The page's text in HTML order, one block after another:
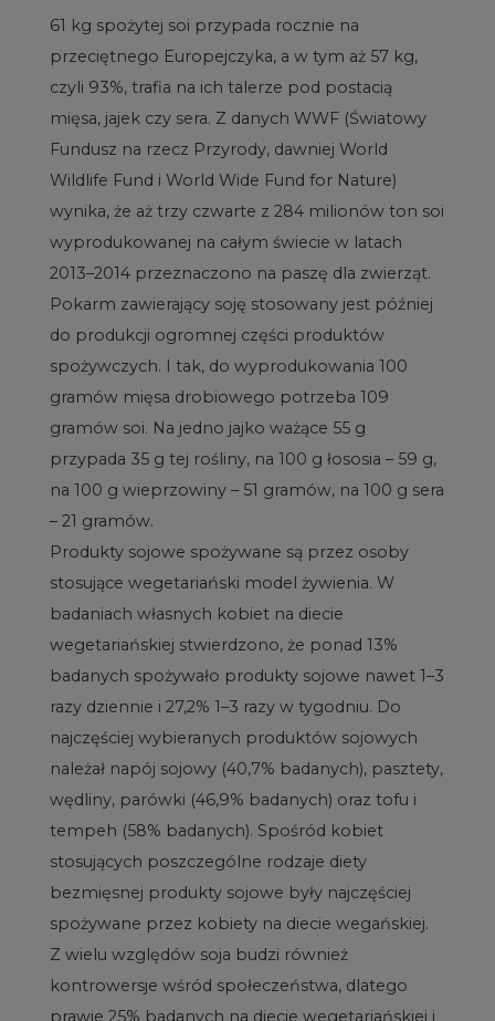
61 kg spożytej soi przypada rocznie na
przeciętnego Europejczyka, a w tym aż 57 kg,
czyli 93%, trafia na ich talerze pod postacią
mięsa, jajek czy sera. Z danych WWF (Światowy
Fundusz na rzecz Przyrody, dawniej World
Wildlife Fund i World Wide Fund for Nature)
wynika, że aż trzy czwarte z 284 milionów ton soi
wyprodukowanej na całym świecie w latach
2013–2014 przeznaczono na paszę dla zwierząt.
Pokarm zawierający soję stosowany jest później
do produkcji ogromnej części produktów
spożywczych. I tak, do wyprodukowania 100
gramów mięsa drobiowego potrzeba 109
gramów soi. Na jedno jajko ważące 55 g
przypada 35 g tej rośliny, na 100 g łososia – 59 g,
na 100 g wieprzowiny – 51 gramów, na 100 g sera
– 21 gramów.
Produkty sojowe spożywane są przez osoby
stosujące wegetariański model żywienia. W
badaniach własnych kobiet na diecie
wegetariańskiej stwierdzono, że ponad 13%
badanych spożywało produkty sojowe nawet 1–3
razy dziennie i 27,2% 1–3 razy w tygodniu. Do
najczęściej wybieranych produktów sojowych
należał napój sojowy (40,7% badanych), pasztety,
wędliny, parówki (46,9% badanych) oraz tofu i
tempeh (58% badanych). Spośród kobiet
stosujących poszczególne rodzaje diety
bezmięsnej produkty sojowe były najczęściej
spożywane przez kobiety na diecie wegańskiej.
Z wielu względów soja budzi również
kontrowersje wśród społeczeństwa, dlatego
prawie 25% badanych na diecie wegetariańskiej i